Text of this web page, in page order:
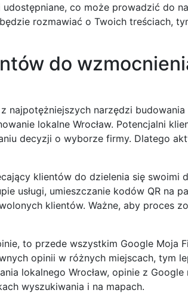
co może prowadzić do
rozmawiać o Twoich treściach,
do
najpotężniejszych narzędzi
lokalne Wrocław. Potencjalni
decyzji o wyborze firmy. Dlatego
klientów do dzielenia się swoimi
usługi, umieszczanie kodów QR na
klientów. Ważne, aby proces
to przede wszystkim Google Moja
opinii w różnych miejscach, tym
lokalnego Wrocław, opinie z Google
wyszukiwania i na mapach.